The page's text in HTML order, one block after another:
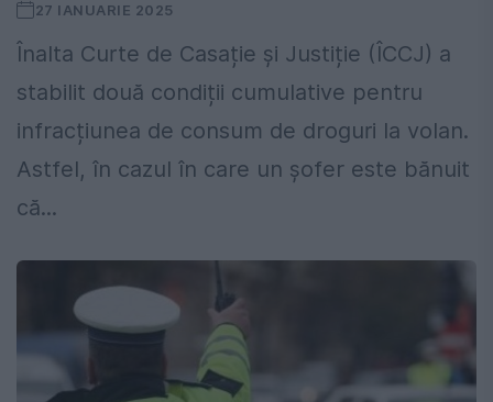
27 IANUARIE 2025
Înalta Curte de Casație și Justiție (ÎCCJ) a
stabilit două condiții cumulative pentru
infracțiunea de consum de droguri la volan.
Astfel, în cazul în care un șofer este bănuit
că...